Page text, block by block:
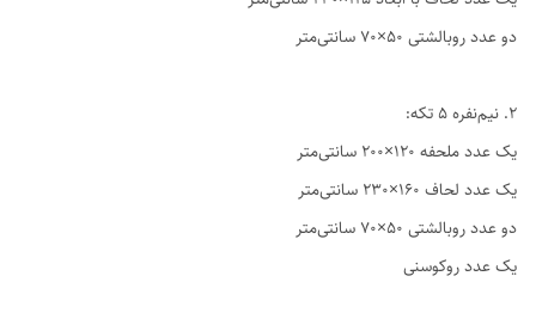
دو عدد روبالشتی ۵۰×۷۰ سانتی‌متر
2. نیم‌نفره ۵ تکه:
یک عدد ملحفه ۱۲۰×۲۰۰ سانتی‌متر
یک عدد لحاف ۱۶۰×۲۳۰ سانتی‌متر
دو عدد روبالشتی ۵۰×۷۰ سانتی‌متر
یک عدد روکوسنی